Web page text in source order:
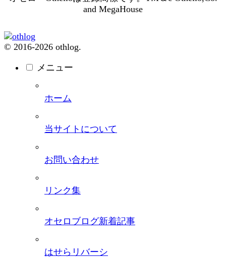
and MegaHouse
© 2016-2026 othlog.
メニュー
ホーム
当サイトについて
お問い合わせ
リンク集
オセロブログ新着記事
はせらリバーシ